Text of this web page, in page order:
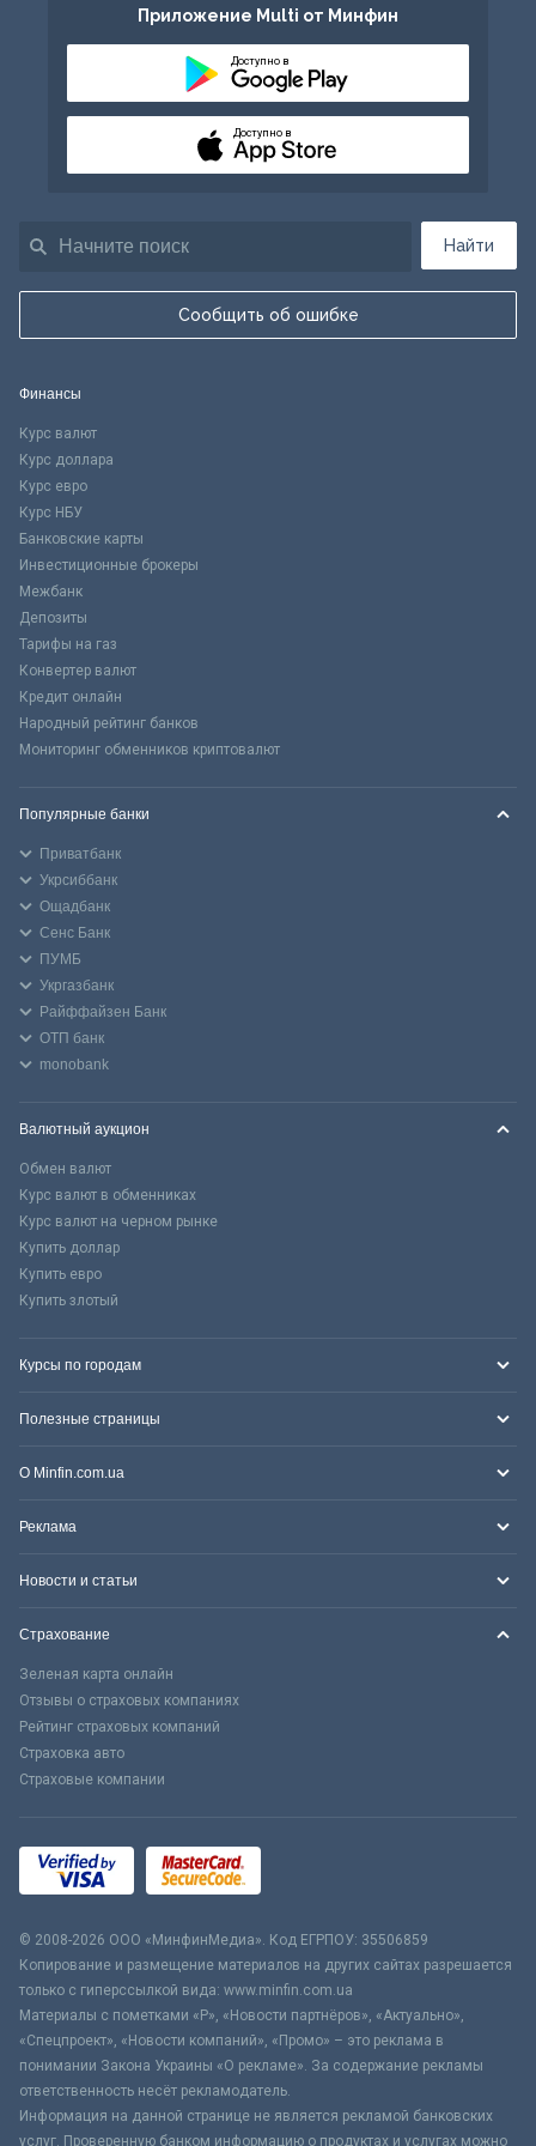
Найти
Сообщить об ошибке
Приложение Multi от Минфин
Доступно в
Доступно в
Финансы
Курс валют
Курс доллара
Курс евро
Курс НБУ
Банковские карты
Инвестиционные брокеры
Межбанк
Депозиты
Тарифы на газ
Конвертер валют
Кредит онлайн
Народный рейтинг банков
Мониторинг обменников криптовалют
Популярные банки
Приватбанк
Укрсиббанк
Ощадбанк
Сенс Банк
ПУМБ
Укргазбанк
Райффайзен Банк
ОТП банк
monobank
Валютный аукцион
Обмен валют
Курс валют в обменниках
Курс валют на черном рынке
Купить доллар
Купить евро
Купить злотый
Курсы по городам
Полезные страницы
О Minfin.com.ua
Реклама
Новости и статьи
Страхование
Зеленая карта онлайн
Отзывы о страховых компаниях
Рейтинг страховых компаний
Страховка авто
Страховые компании
© 2008-2026 ООО «МинфинМедиа». Код ЕГРПОУ: 35506859
Копирование и размещение материалов на других сайтах разрешается
только с гиперссылкой вида: www.minfin.com.ua
Материалы с пометками «Р», «Новости партнёров», «Актуально»,
«Спецпроект», «Новости компаний», «Промо» – это реклама в
понимании Закона Украины «О рекламе». За содержание рекламы
ответственность несёт рекламодатель.
Информация на данной странице не является рекламой банковских
услуг. Проверенную банком информацию о продуктах и услугах можно